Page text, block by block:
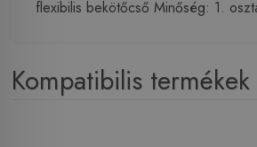
flexibilis bekötőcső Minőség: 1.
Kompatibilis termékek